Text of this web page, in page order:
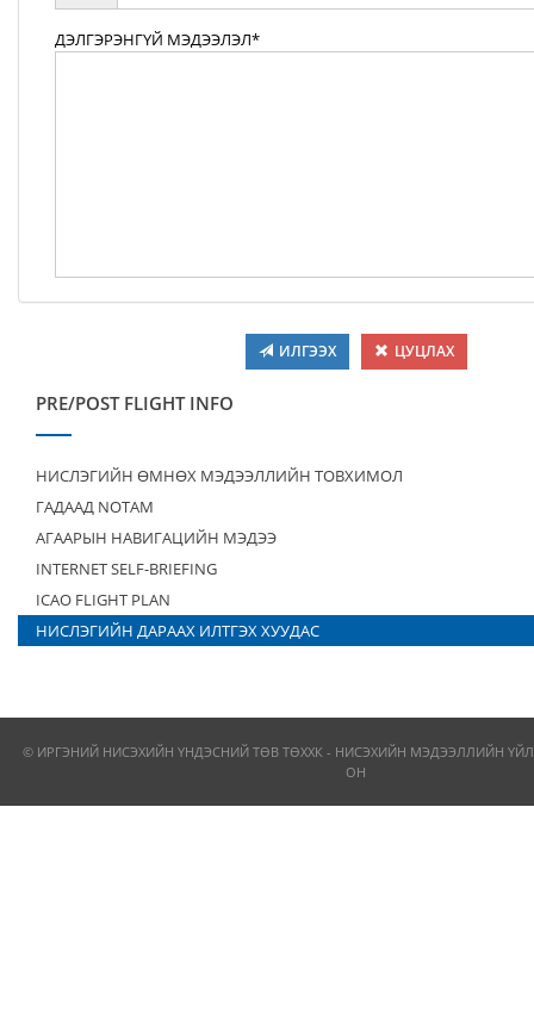
ДЭЛГЭРЭНГҮЙ МЭДЭЭЛЭЛ*
ИЛГЭЭХ ЦУЦЛАХ
PRE/POST FLIGHT INFO
НИСЛЭГИЙН ӨМНӨХ МЭДЭЭЛЛИЙН ТОВХИМОЛ
ГАДААД NOTAM
АГААРЫН НАВИГАЦИЙН МЭДЭЭ
INTERNET SELF-BRIEFING
ICAO FLIGHT PLAN
НИСЛЭГИЙН ДАРААХ ИЛТГЭХ ХУУДАС
© ИРГЭНИЙ НИСЭХИЙН ҮНДЭСНИЙ ТӨВ ТӨХХК - НИСЭХИЙН МЭДЭЭЛЛИЙН
ОН